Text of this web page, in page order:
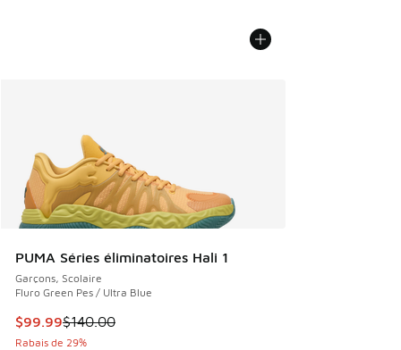
PUMA Séries éliminatoires Hali 1
Garçons, Scolaire
Fluro Green Pes / Ultra Blue
Cet article est en solde. Le prix est passé de $140.00 à
$99.99$140.00
Rabais de 29%